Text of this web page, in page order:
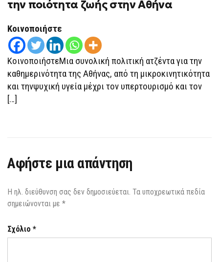
ΈΘΕΣΕ
ΑΤΖΈΝΤΑ
ΤΗΝ
ΨΥΧΙΚΉ
ΥΓΕΊΑ
ΚΑΙ
ΤΗΝ
ΠΟΙΌΤΗΤΑ
ΖΩΉΣ
ΣΤΗΝ
την ποιότητα ζωής στην Αθήνα
Κοινοποιήστε
ΚοινοποιήστεΜια συνολική πολιτική ατζέντα για την
καθημερινότητα της Αθήνας, από τη μικροκινητικότητα
και τηνψυχική υγεία μέχρι τον υπερτουρισμό και τον
[…]
Αφήστε μια απάντηση
Η ηλ. διεύθυνση σας δεν δημοσιεύεται. Τα υποχρεωτικά πεδία
σημειώνονται με *
Σχόλιο *